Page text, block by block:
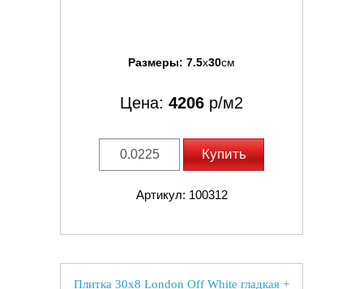
Размеры: 7.5x30см
Цена: 4206 р/м2
Купить
Артикул: 100312
Плитка 30x8 London Off White гладкая +